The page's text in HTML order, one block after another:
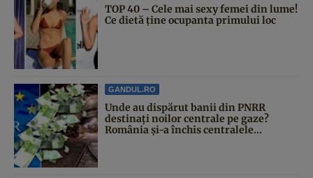
TOP 40 – Cele mai sexy femei din lume!
Ce dietă ține ocupanta primului loc
GANDUL.RO
Unde au dispărut banii din PNRR
destinați noilor centrale pe gaze?
România și-a închis centralele...